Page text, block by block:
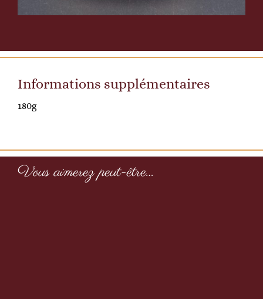
Informations supplémentaires
180g
Vous aimerez peut-être…
Gelée